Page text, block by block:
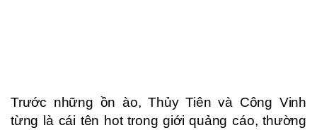
Trước những ồn ào, Thủy Tiên và Công Vinh
từng là cái tên hot trong giới quảng cáo, thường